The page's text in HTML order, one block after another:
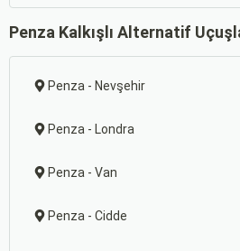
Penza Kalkışlı Alternatif
Penza - Nevşehir
Penza - Londra
Penza - Van
Penza - Cidde